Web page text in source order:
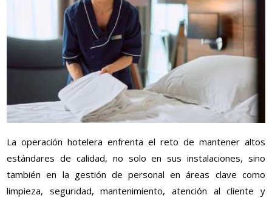
La operación hotelera enfrenta el reto de mantener altos
estándares de calidad, no solo en sus instalaciones, sino
también en la gestión de personal en áreas clave como
limpieza, seguridad, mantenimiento, atención al cliente y